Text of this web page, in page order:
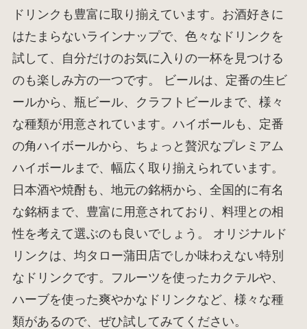
ドリンクも豊富に取り揃えています。お酒好きに
はたまらないラインナップで、色々なドリンクを
試して、自分だけのお気に入りの一杯を見つける
のも楽しみ方の一つです。 ビールは、定番の生ビ
ールから、瓶ビール、クラフトビールまで、様々
な種類が用意されています。ハイボールも、定番
の角ハイボールから、ちょっと贅沢なプレミアム
ハイボールまで、幅広く取り揃えられています。
日本酒や焼酎も、地元の銘柄から、全国的に有名
な銘柄まで、豊富に用意されており、料理との相
性を考えて選ぶのも良いでしょう。 オリジナルド
リンクは、均タロー蒲田店でしか味わえない特別
なドリンクです。フルーツを使ったカクテルや、
ハーブを使った爽やかなドリンクなど、様々な種
類があるので、ぜひ試してみてください。